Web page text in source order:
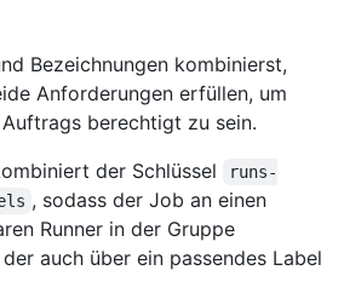
Bezeichnungen kombinierst,
Anforderungen erfüllen, um
berechtigt zu sein.
der Schlüssel
runs-
, sodass der Job an einen
Runner in der Gruppe
auch über ein passendes Label